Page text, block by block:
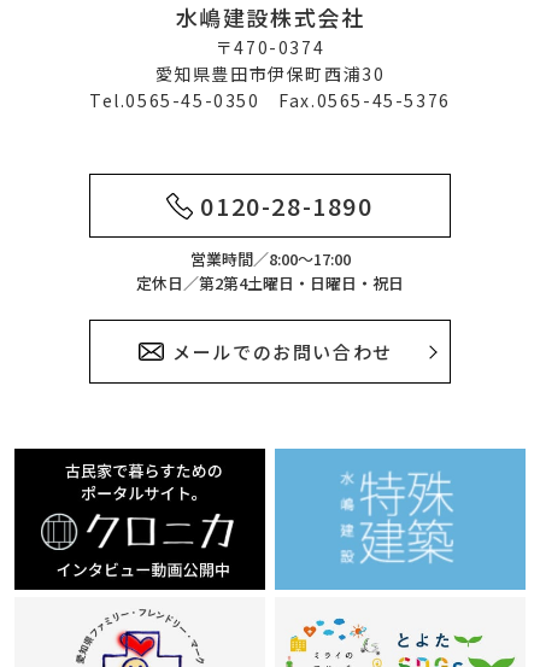
水嶋建設株式会社
〒470-0374
愛知県豊田市伊保町西浦30
Tel.0565-45-0350 Fax.0565-45-5376
0120-28-1890
営業時間／8:00～17:00
定休日／第2第4土曜日・日曜日・祝日
メールでのお問い合わせ